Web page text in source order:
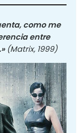
como me
entre
(Matrix, 1999)